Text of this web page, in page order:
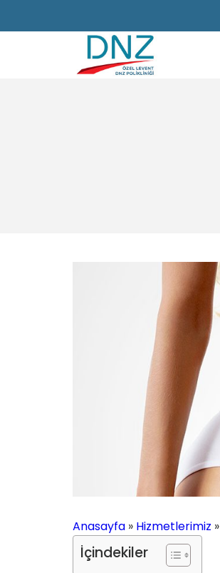
Anasayfa » Hizmetlerimiz »
İçindekiler